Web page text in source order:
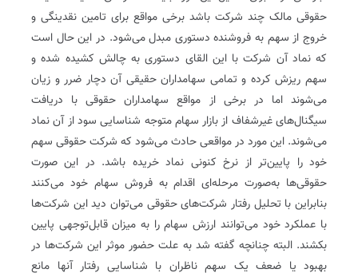
حقوقی مالک چند شرکت باشد برخی مواقع برای تامین نقدینگی و
خروج از سهم به فروشنده دستوری مبدل می‌شود. در این حال است
که نماد آن شرکت با این القای دستوری به چالش کشیده شده و
سهم ریزش کرده و تمامی سهامداران حقیقی آن دچار ضرر و زیان
می‌شوند اما در برخی از مواقع سهامداران حقوقی با دریافت
سیگنال‌های غیرشفاف از بازار سهام متوجه شناسایی سود از آن نماد
می‌شوند. این مورد در مواقعی حادث می‌شود که شرکت حقوقی سهم
خود را پایین‌تر از نرخ کنونی نماد خریده باشد. در این صورت
حقوقی‌ها به‌صورت مرحله‌ای اقدام به فروش سهام خود می‌کنند
بنابراین با تحلیل رفتار شرکت‌های حقوقی می‌توان دید این شرکت‌ها
با عملکرد خود می‌توانند ارزش سهام را به میزان قابل‌توجهی پایین
بکشند. البته چنانچه گفته شد به علت حضور موثر این شرکت‌ها در
بهبود یا ضعف یک سهم ناظران با شناسایی رفتار آنها مانع